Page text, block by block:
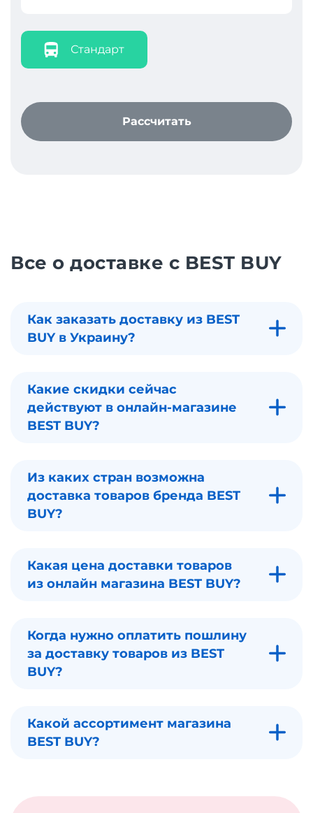
Стандарт
Рассчитать
Все о доставке с BEST BUY
Как заказать доставку из BEST
BUY в Украину?
Какие скидки сейчас
действуют в онлайн-магазине
BEST BUY?
Из каких стран возможна
доставка товаров бренда BEST
BUY?
Какая цена доставки товаров
из онлайн магазина BEST BUY?
Когда нужно оплатить пошлину
за доставку товаров из BEST
BUY?
Какой ассортимент магазина
BEST BUY?